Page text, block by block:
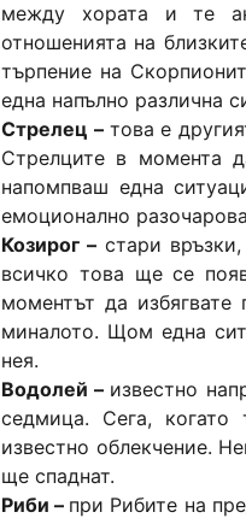
между хората и те
отношенията на
търпение на
една напълно различна
Стрелец – това е
Стрелците в момента
напомпваш една
емоционално
Козирог – стари
всичко това ще се
моментът да
миналото. Щом една
нея.
Водолей – известно
седмица. Сега,
известно облекчение.
ще спаднат.
Риби – при Рибите на